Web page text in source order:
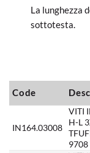
La lunghezza
sottotesta.
Code
IN164.03008
VITI
H-L
9708